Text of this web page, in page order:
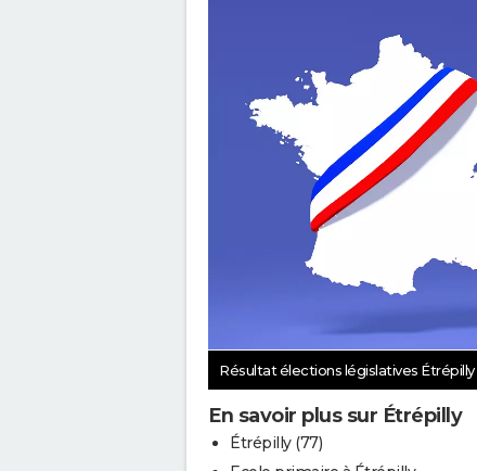
Résultat élections législatives Étrépilly
En savoir plus sur Étrépilly
Étrépilly (77)